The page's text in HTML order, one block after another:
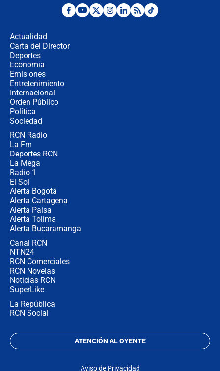
Posesión de Abelardo De La Espriella
Actualidad
Carta del Director
Deportes
Economía
Emisiones
Entretenimiento
Internacional
Orden Público
Política
Sociedad
RCN Radio
La Fm
Deportes RCN
La Mega
Radio 1
El Sol
Alerta Bogotá
Alerta Cartagena
Alerta Paisa
Alerta Tolima
Alerta Bucaramanga
Canal RCN
NTN24
RCN Comerciales
RCN Novelas
Noticias RCN
SuperLike
La República
RCN Social
ATENCIÓN AL OYENTE
Aviso de Privacidad